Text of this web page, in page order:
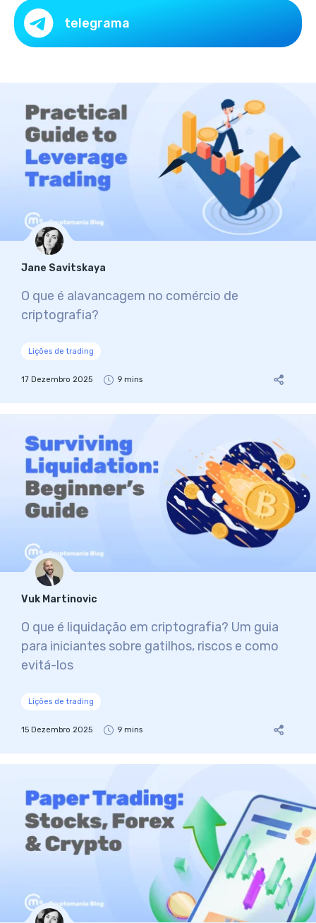
telegrama
Jane Savitskaya
O que é alavancagem no comércio de
criptografia?
Lições de trading
17 Dezembro 2025 9 mins
Vuk Martinovic
O que é liquidação em criptografia? Um guia
para iniciantes sobre gatilhos, riscos e como
evitá-los
Lições de trading
15 Dezembro 2025 9 mins